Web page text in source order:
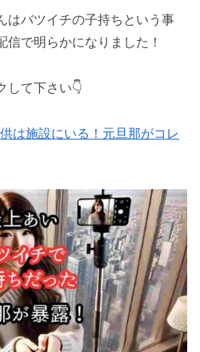
はバツイチの子持ちという事
で明らかになりました！
して下さい👇
は施設にいる！元旦那がコレ